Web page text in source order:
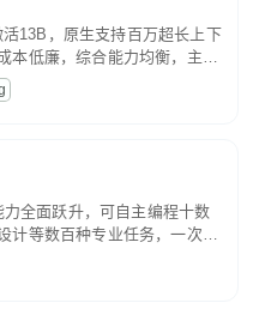
13B，原生支持百万超长上下
本低廉，综合能力均衡，主打
内容创作、基础 RAG、批量
全面跃升，可自主编程十数
计等数百种专业任务，一次对
贯穿规划、执行与验证全流
析。长程任务中自主规划与